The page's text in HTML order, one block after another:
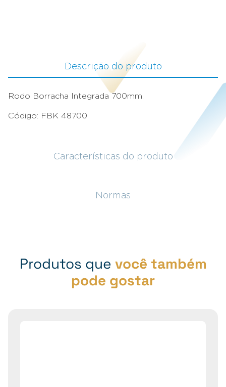
Descrição do produto
Características do produto
Normas
Rodo Borracha Integrada 700mm.
Código: FBK 48700
Produtos que você também
pode gostar